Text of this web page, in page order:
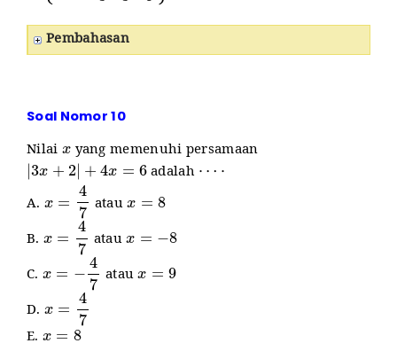
Pembahasan
Soal Nomor 10
Nilai yang memenuhi persamaan
|3x+2|+4x=6 adalah⋯⋅
A. 7 atau
B. 7 atau
C. 7 atau
D. 7
E.